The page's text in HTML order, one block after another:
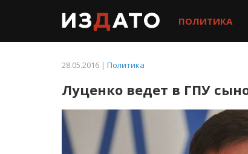
ПОЛИТИКА
28.05.2016 | Политика
Луценко ведет в ГПУ